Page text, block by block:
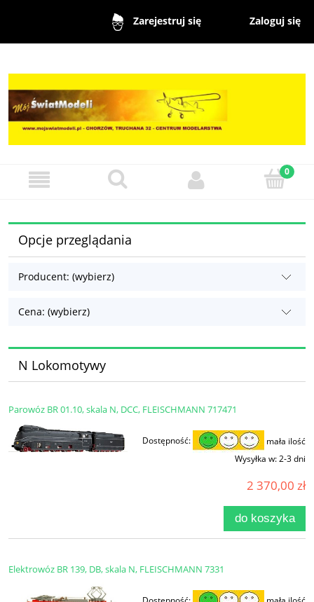
Zarejestruj się Zaloguj się
Opcje przeglądania
Producent: (wybierz)
Cena: (wybierz)
N Lokomotywy
Parowóz BR 01.10, skala N, DCC, FLEISCHMANN 717471
Dostępność:
mała ilość
Wysyłka w:2-3 dni
2 370,00 zł
do koszyka
Elektrowóz BR 139, DB, skala N, FLEISCHMANN 7331